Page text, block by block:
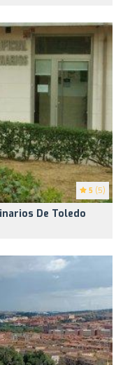
5 (5)
De Toledo